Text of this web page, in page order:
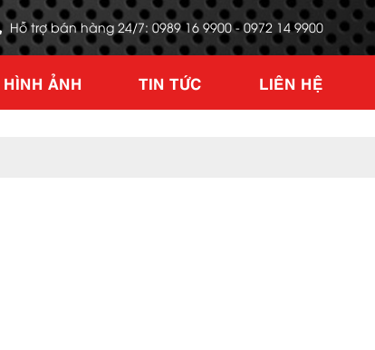
Hỗ trợ bán hàng 24/7: 0989 16 9900 - 0972 14 9900
HÌNH ẢNH TIN TỨC LIÊN HỆ